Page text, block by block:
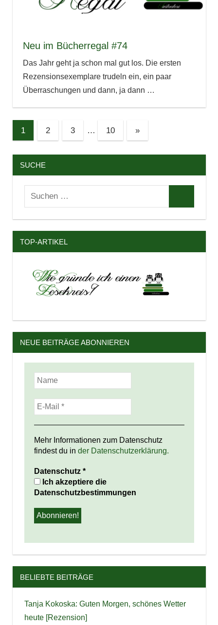
Neu im Bücherregal #74
Das Jahr geht ja schon mal gut los. Die ersten
Rezensionsexemplare trudeln ein, ein paar
Überraschungen und dann, ja dann …
Seitennummerierung
Beiträge
1 2 3 … 10
Nächste
Beiträge
»
SUCHE
Suchen
nach:
TOP-ARTIKEL
NEUE BEITRÄGE ABONNIEREN
Mehr Informationen zum Datenschutz
findest du in der Datenschutzerklärung.
Datenschutz *
Ich akzeptiere die
Datenschutzbestimmungen
BELIEBTE BEITRÄGE
Tanja Kokoska: Guten Morgen, schönes Wetter
heute [Rezension]